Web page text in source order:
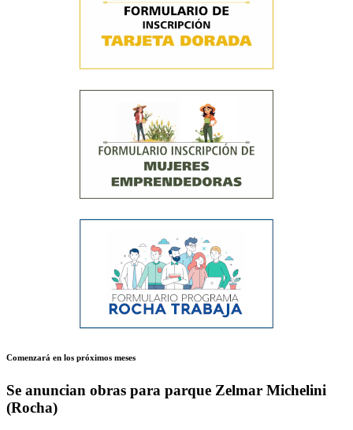
Comenzará en los próximos meses
Se anuncian obras para parque Zelmar Michelini
(Rocha)